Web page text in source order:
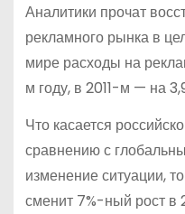
Аналитики прочат
рекламного рынка в
мире расходы на
м году, в 2011-м — на
Что касается
сравнению с
изменение ситуации,
сменит 7%-ный рост в